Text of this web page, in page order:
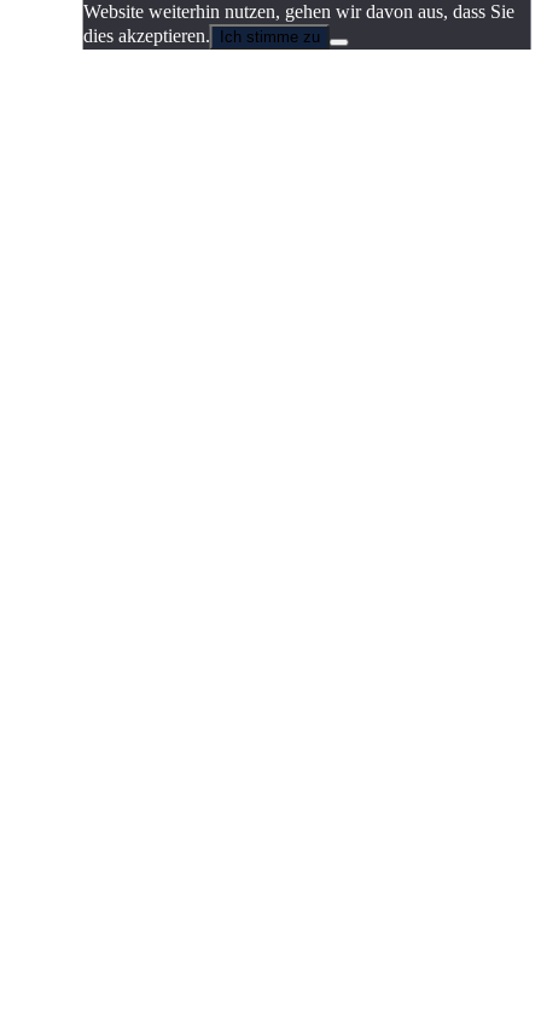
Website weiterhin nutzen, gehen wir davon aus, dass Sie
dies akzeptieren.
Ich stimme zu